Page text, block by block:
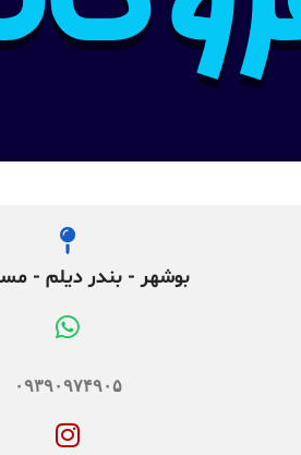
بوشهر - بندر دیلم -
۰۹۳۹۰۹۷۴۹۰۵